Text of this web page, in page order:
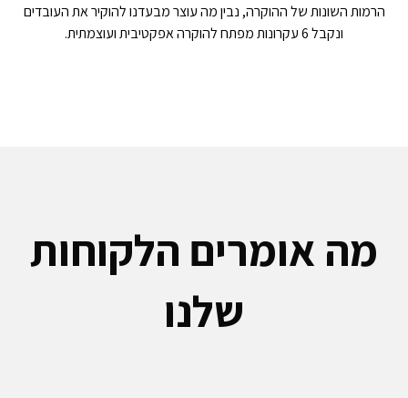
הרמות השונות של ההוקרה, נבין מה עוצר מבעדנו להוקיר את העובדים
ונקבל 6 עקרונות מפתח להוקרה אפקטיבית ועוצמתית.
מה אומרים הלקוחות
שלנו